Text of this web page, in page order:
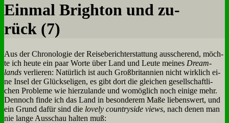
Ein­mal Brigh­ton und zu­
rück (7)
Aus der Chro­no­lo­gie der Rei­se­be­richt­erstat­tung aus­sche­rend, möch­
te ich heu­te ein paar Wor­te über Land und Leu­te mei­nes Dream­
lands ver­lie­ren: Na­tür­lich ist auch Groß­bri­tan­ni­en nicht wirk­lich ei­
ne In­sel der Glück­se­li­gen, es gibt dort die glei­chen ge­sell­schaft­li­
chen Pro­ble­me wie hier­zu­lan­de und wo­mög­lich noch ei­ni­ge mehr.
Den­noch fin­de ich das Land in be­son­de­rem Ma­ße lie­bens­wert, und
ein Grund da­für sind die love­ly coun­try­si­de views, nach de­nen man
nie lan­ge Aus­schau hal­ten muß: